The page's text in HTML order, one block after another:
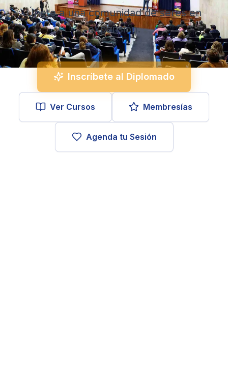
Únete a una comunidad de seres en
expansión.
Inscríbete al Diplomado
Ver Cursos Membresías
Agenda tu Sesión